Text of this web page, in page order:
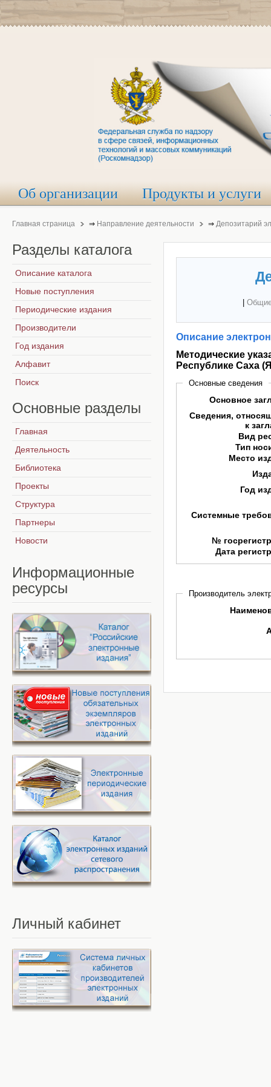
Об организации Продукты и услуги
Главная страница ⇒ Направление деятельности ⇒ Депозитарий
Описание
Методические
Республике Саха
Основные сведения
Основное
Сведения,
к
Вид
Тип
Место
Год
Системные
№
Дата
Производитель
Разделы каталога
Описание каталога
Новые поступления
Периодические издания
Производители
Год издания
Алфавит
Поиск
Основные разделы
Главная
Деятельность
Библиотека
Проекты
Структура
Партнеры
Новости
Информационные
ресурсы
Личный кабинет